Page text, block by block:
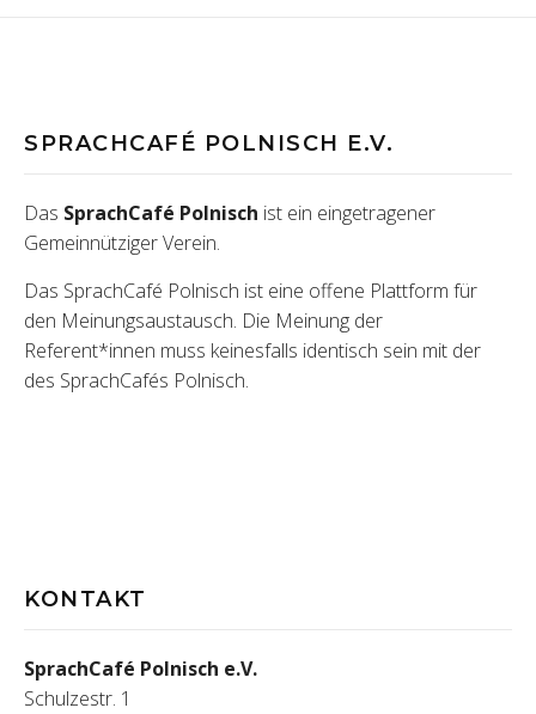
SPRACHCAFÉ POLNISCH E.V.
Das SprachCafé Polnisch ist ein eingetragener
Gemeinnütziger Verein.
Das SprachCafé Polnisch ist eine offene Plattform für
den Meinungsaustausch. Die Meinung der
Referent*innen muss keinesfalls identisch sein mit der
des SprachCafés Polnisch.
KONTAKT
SprachCafé Polnisch e.V.
Schulzestr. 1